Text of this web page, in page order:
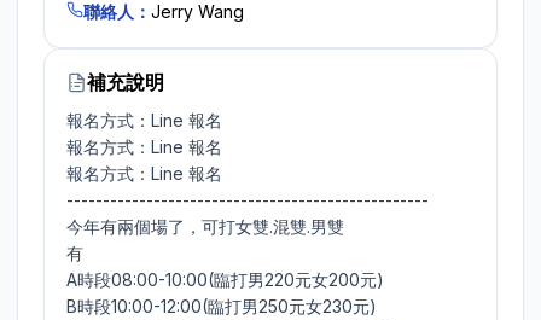
聯絡人： Jerry Wang
補充說明
報名方式：Line 報名
報名方式：Line 報名
報名方式：Line 報名
--------------------------------------------------
今年有兩個場了，可打女雙.混雙.男雙
有
A時段08:00-10:00(臨打男220元女200元)
B時段10:00-12:00(臨打男250元女230元)